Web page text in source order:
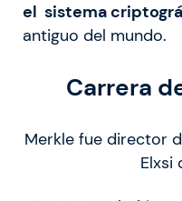
el sistema
antiguo del mundo.
Carrera
Merkle fue director
Elxsi